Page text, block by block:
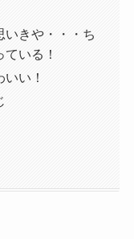
いきや・・・ち
いる！
い！